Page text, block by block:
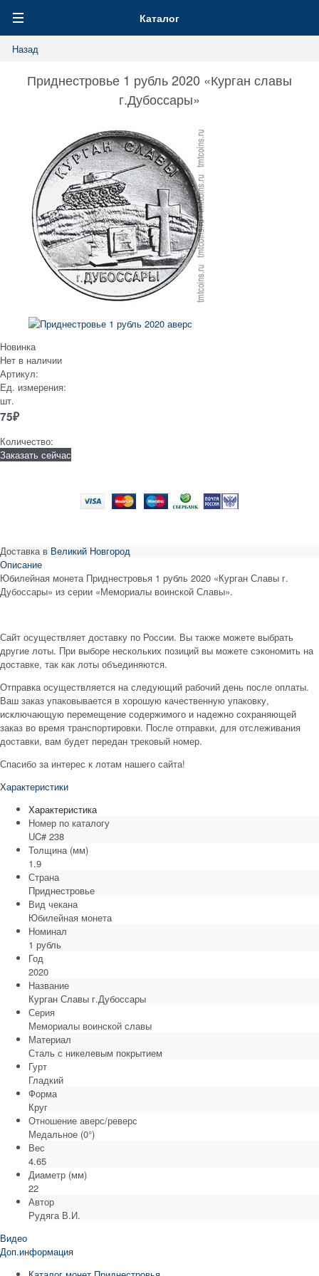
Каталог
Назад
Приднестровье 1 рубль 2020 «Курган славы
г.Дубоссары»
Новинка
Нет в наличии
Артикул:
Ед. измерения:
шт.
75₽
Количество:
Заказать сейчас
Доставка в Великий Новгород
Описание
Юбилейная монета Приднестровья 1 рубль 2020 «Курган Славы г.
Дубоссары» из серии «Мемориалы воинской Славы».
Сайт осуществляет доставку по России. Вы также можете выбрать
другие лоты. При выборе нескольких позиций вы можете сэкономить на
доставке, так как лоты объединяются.
Отправка осуществляется на следующий рабочий день после оплаты.
Ваш заказ упаковывается в хорошую качественную упаковку,
исключающую перемещение содержимого и надежно сохраняющей
заказ во время транспортировки. После отправки, для отслеживания
доставки, вам будет передан трековый номер.
Спасибо за интерес к лотам нашего сайта!
Характеристики
Характеристика
Номер по каталогу
UC# 238
Толщина (мм)
1.9
Страна
Приднестровье
Вид чекана
Юбилейная монета
Номинал
1 рубль
Год
2020
Название
Курган Славы г.Дубоссары
Серия
Мемориалы воинской славы
Материал
Сталь с никелевым покрытием
Гурт
Гладкий
Форма
Круг
Отношение аверс/реверс
Медальное (0°)
Вес
4.65
Диаметр (мм)
22
Автор
Рудяга В.И.
Видео
Доп.информация